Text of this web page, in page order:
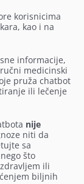
korisnicima
kao i na
informacije,
medicinski
pruža chatbot
ili lečenje
nije
niti da
sa
što
ili
biljnih